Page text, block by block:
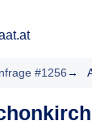
#1256